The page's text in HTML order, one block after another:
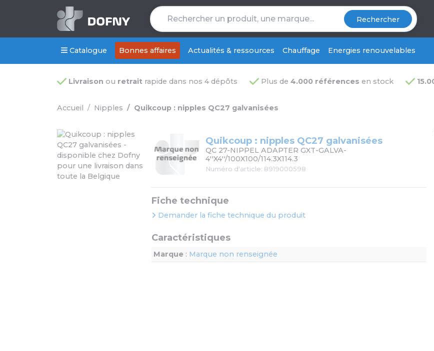
Rechercher
Catalogue Bonnes affaires Actualités & ressources Chauffage Energies renouvelables
Livraison ou retraitrapide dans nos 4 dépôts Plus de 4.000 références en stock
Accueil Nipples Quikcoup : nipples QC27 galvanisées
Quikcoup : nipples QC27 galvanisées
QC 27-NIPPEL ADAPTER GXT-GALVA-
4''X4''/100X100/114.3X114.3
Numéro d'article: 8919000598
Fiche technique
Demander la fiche technique du produit
Caractéristiques
Marque : Marque non renseignée